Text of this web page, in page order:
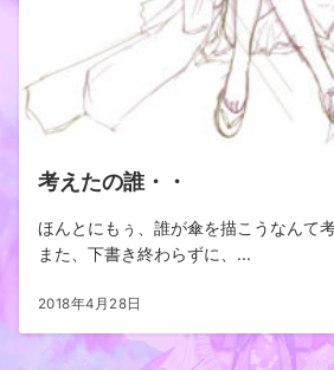
考えたの誰・・
ほんとにもぅ、誰が傘を描こうなんて
また、下書き終わらずに、...
2018年4月28日